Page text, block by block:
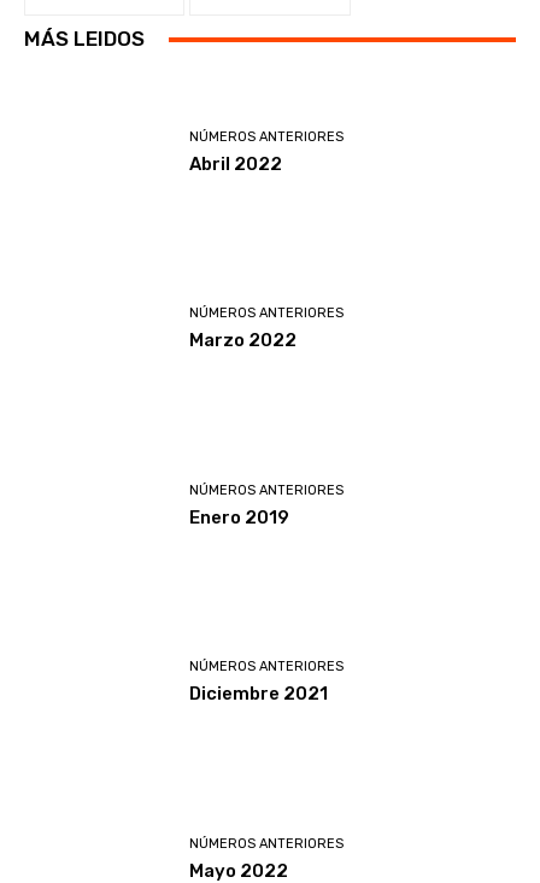
MÁS LEIDOS
NÚMEROS ANTERIORES
Abril 2022
NÚMEROS ANTERIORES
Marzo 2022
NÚMEROS ANTERIORES
Enero 2019
NÚMEROS ANTERIORES
Diciembre 2021
NÚMEROS ANTERIORES
Mayo 2022